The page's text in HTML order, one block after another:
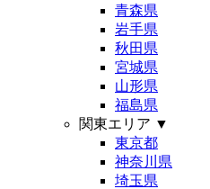
青森県
岩手県
秋田県
宮城県
山形県
福島県
関東エリア ▼
東京都
神奈川県
埼玉県